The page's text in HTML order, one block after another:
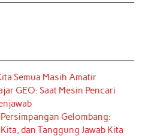
Semua Masih Amatir
GEO: Saat Mesin Pencari
Gelombang:
dan Tanggung Jawab Kita